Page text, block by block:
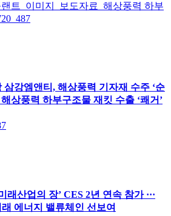
삼강엠앤티, 해상풍력 기자재 수주 ‘순
해상풍력 하부구조물 재킷 수출 ‘쾌거’
래산업의 장’ CES 2년 연속 참가 ···
에너지 밸류체인 선보여